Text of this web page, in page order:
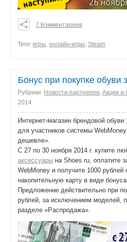
0
7 Комментариев
Теги: игры, онлайн-игры, Steam
Бонус при покупке обуви
Рубрики: Новости партнеров, Акции и
2014
Интернет-магазин брендовой обуви
для участников системы
дешевле».
С 27 по 30 ноября 2014 г. купите
аксессуары на Shoes.ru, оплатите
WebMoney и получите 1000 рублей
накопительную карту в виде бонуса.
Предложение действительно при
рублей, за исключением моделей,
разделе «Распродажа».